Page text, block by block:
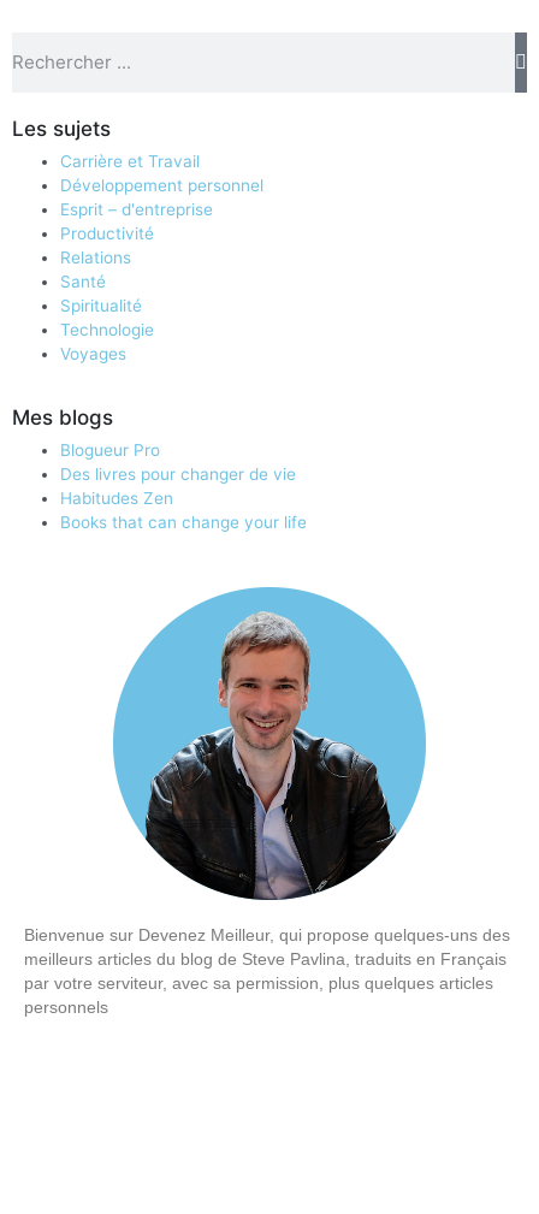
Les sujets
Carrière et Travail
Développement personnel
Esprit – d'entreprise
Productivité
Relations
Santé
Spiritualité
Technologie
Voyages
Mes blogs
Blogueur Pro
Des livres pour changer de vie
Habitudes Zen
Books that can change your life
Bienvenue sur Devenez Meilleur, qui propose quelques-uns des
meilleurs articles du blog de Steve Pavlina, traduits en Français
par votre serviteur, avec sa permission, plus quelques articles
personnels